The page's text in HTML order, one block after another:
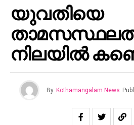
യുവതിയെ
താമസസ്ഥലത്ത്
നിലയില്‍
By Kothamangalam News